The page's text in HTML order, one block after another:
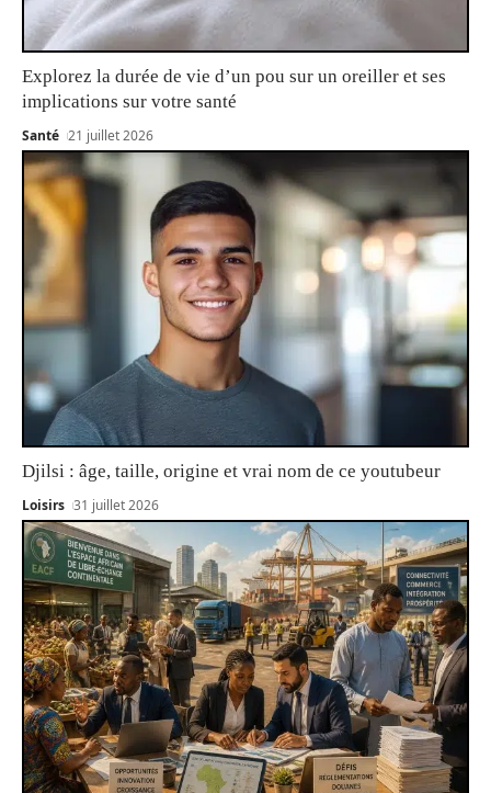
Explorez la durée de vie d’un pou sur un oreiller et ses
implications sur votre santé
Santé 21 juillet 2026
Djilsi : âge, taille, origine et vrai nom de ce youtubeur
Loisirs 31 juillet 2026